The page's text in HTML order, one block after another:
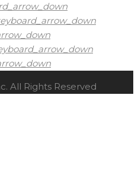
All Rights Reserved